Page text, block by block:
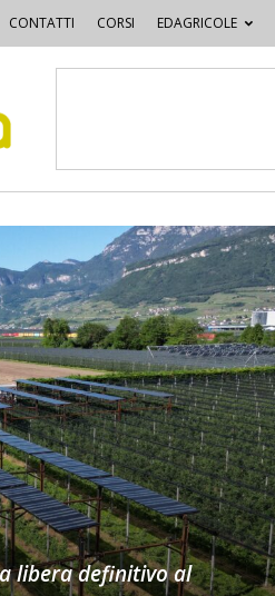
CONTATTI CORSI EDAGRICOLE
libera definitivo al